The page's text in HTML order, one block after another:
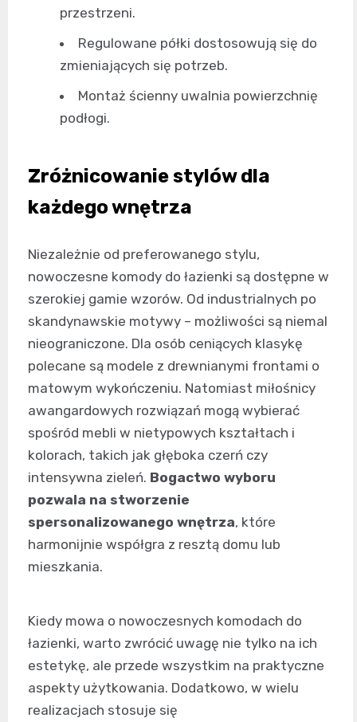
przestrzeni.
Regulowane półki dostosowują się do
zmieniających się potrzeb.
Montaż ścienny uwalnia powierzchnię
podłogi.
Zróżnicowanie stylów dla
każdego wnętrza
Niezależnie od preferowanego stylu,
nowoczesne komody do łazienki są dostępne w
szerokiej gamie wzorów. Od industrialnych po
skandynawskie motywy – możliwości są niemal
nieograniczone. Dla osób ceniących klasykę
polecane są modele z drewnianymi frontami o
matowym wykończeniu. Natomiast miłośnicy
awangardowych rozwiązań mogą wybierać
spośród mebli w nietypowych kształtach i
kolorach, takich jak głęboka czerń czy
intensywna zieleń. Bogactwo wyboru
pozwala na stworzenie
spersonalizowanego wnętrza, które
harmonijnie współgra z resztą domu lub
mieszkania.
Kiedy mowa o nowoczesnych komodach do
łazienki, warto zwrócić uwagę nie tylko na ich
estetykę, ale przede wszystkim na praktyczne
aspekty użytkowania. Dodatkowo, w wielu
realizacjach stosuje się